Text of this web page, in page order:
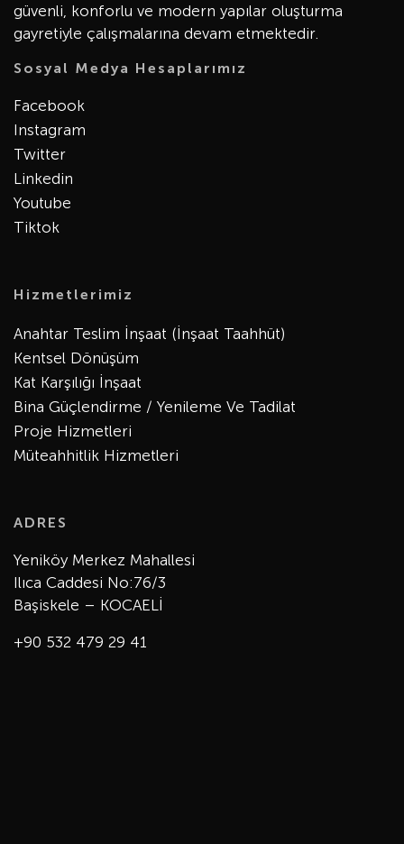
güvenli, konforlu ve modern yapılar oluşturma
gayretiyle çalışmalarına devam etmektedir.
Sosyal Medya Hesaplarımız
Facebook
Instagram
Twitter
Linkedin
Youtube
Tiktok
Hizmetlerimiz
Anahtar Teslim İnşaat (İnşaat Taahhüt)
Kentsel Dönüşüm
Kat Karşılığı İnşaat
Bina Güçlendirme / Yenileme Ve Tadilat
Proje Hizmetleri
Müteahhitlik Hizmetleri
ADRES
Yeniköy Merkez Mahallesi
Ilıca Caddesi No:76/3
Başiskele – KOCAELİ
+90 532 479 29 41